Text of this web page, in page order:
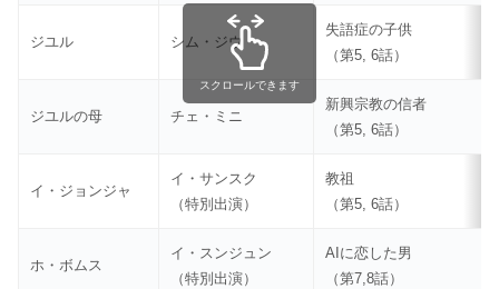
ジユル シム・ジウ
失語症の子供
（第5, 6話）
ジユルの母 チェ・ミニ
新興宗教の信者
（第5, 6話）
イ・ジョンジャ
イ・サンスク
（特別出演）
教祖
（第5, 6話）
ホ・ボムス
イ・スンジュン
（特別出演）
AIに恋した男
（第7,8話）
スクロールできます